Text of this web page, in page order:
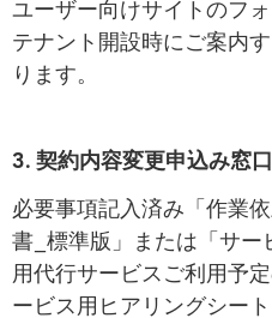
ユーザー向けサイトのフ
テナント開設時にご案内
ります。
3. 契約内容変更申込み窓口
必要事項記入済み「作業
書_標準版」または「サ
用代行サービスご利用予
ービス用ヒアリングシー